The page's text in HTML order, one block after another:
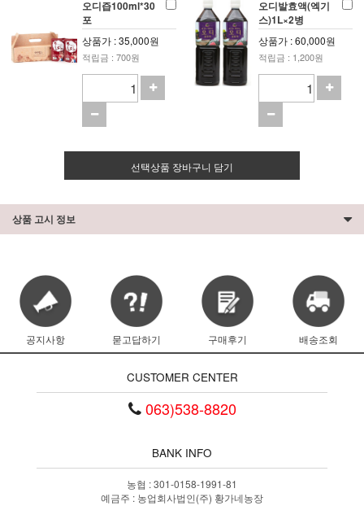
오디즙100ml*30
포
상품가 : 35,000원
적립금 : 700원
오디발효액(엑기
스)1L×2병
상품가 : 60,000원
적립금 : 1,200원
선택상품 장바구니 담기
상품 고시 정보
공지사항 묻고답하기 구매후기 배송조회
CUSTOMER CENTER
063)538-8820
BANK INFO
농협 : 301-0158-1991-81
예금주 : 농업회사법인(주) 황가네농장